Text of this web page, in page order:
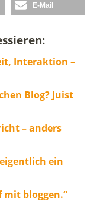
E-Mail
Interaktion –
Blog? Juist
– anders
ein
bloggen.“